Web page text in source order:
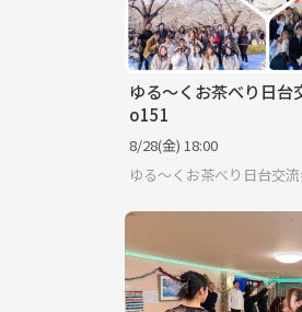
ゆる〜くお茶べり日台
o151
8/28(金) 18:00
ゆる〜くお茶べり日台交